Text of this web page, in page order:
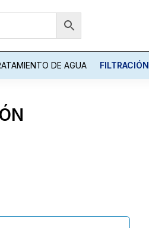
DE AGUA FILTRACIÓN